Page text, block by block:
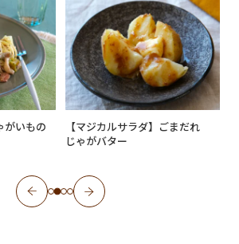
がいもの
【マジカルサラダ】ごまだれ
じゃがバター